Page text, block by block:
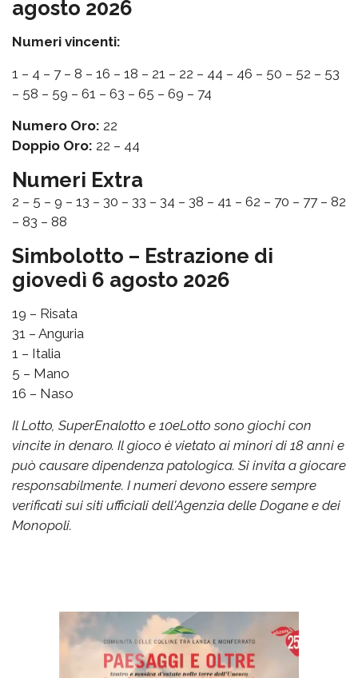
agosto 2026
Numeri vincenti:
1 – 4 – 7 – 8 – 16 – 18 – 21 – 22 – 44 – 46 – 50 – 52 – 53
– 58 – 59 – 61 – 63 – 65 – 69 – 74
Numero Oro: 22
Doppio Oro: 22 – 44
Numeri Extra
2 – 5 – 9 – 13 – 30 – 33 – 34 – 38 – 41 – 62 – 70 – 77 – 82
– 83 – 88
Simbolotto – Estrazione di
giovedì 6 agosto 2026
19 – Risata
31 – Anguria
1 – Italia
5 – Mano
16 – Naso
Il Lotto, SuperEnalotto e 10eLotto sono giochi con
vincite in denaro. Il gioco è vietato ai minori di 18 anni e
può causare dipendenza patologica. Si invita a giocare
responsabilmente. I numeri devono essere sempre
verificati sui siti ufficiali dell'Agenzia delle Dogane e dei
Monopoli.